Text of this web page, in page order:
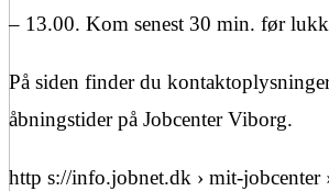
– 13.00. Kom senest 30 min. før
På siden finder du
åbningstider på Jobcenter Viborg.
http s://info.jobnet.dk › mit-jobcenter